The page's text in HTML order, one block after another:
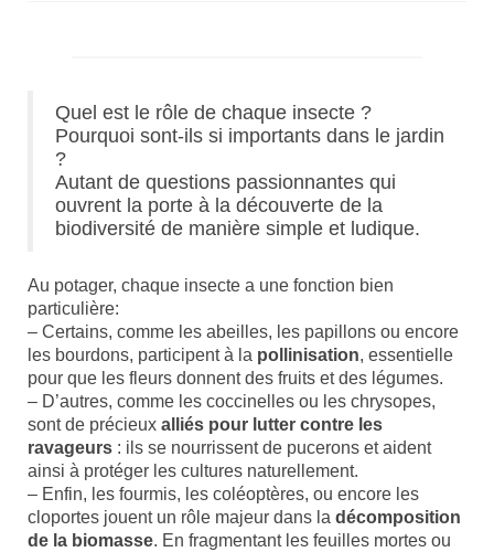
Quel est le rôle de chaque insecte ?
Pourquoi sont-ils si importants dans le jardin
?
Autant de questions passionnantes qui
ouvrent la porte à la découverte de la
biodiversité de manière simple et ludique.
Au potager, chaque insecte a une fonction bien
particulière:
– Certains, comme les abeilles, les papillons ou encore
les bourdons, participent à la pollinisation, essentielle
pour que les fleurs donnent des fruits et des légumes.
– D’autres, comme les coccinelles ou les chrysopes,
sont de précieux alliés pour lutter contre les
ravageurs : ils se nourrissent de pucerons et aident
ainsi à protéger les cultures naturellement.
– Enfin, les fourmis, les coléoptères, ou encore les
cloportes jouent un rôle majeur dans la décomposition
de la biomasse. En fragmentant les feuilles mortes ou